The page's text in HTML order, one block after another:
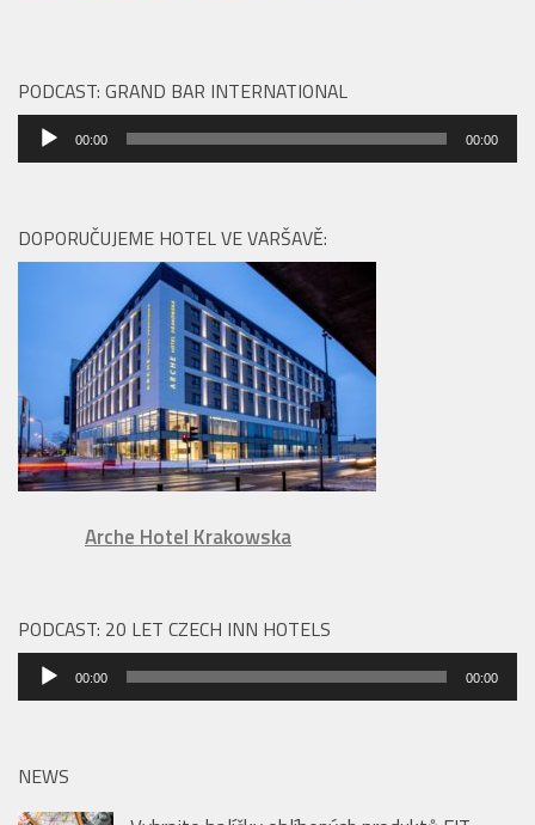
PODCAST: GRAND BAR INTERNATIONAL
Audio
přehrávač
00:00 00:00
DOPORUČUJEME HOTEL VE VARŠAVĚ:
Arche Hotel Krakowska
PODCAST: 20 LET CZECH INN HOTELS
Audio
přehrávač
00:00 00:00
NEWS